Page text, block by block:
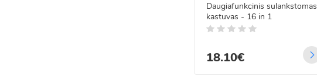
Daugiafunkcinis sulankstomas
kastuvas - 16 in 1
18.10€